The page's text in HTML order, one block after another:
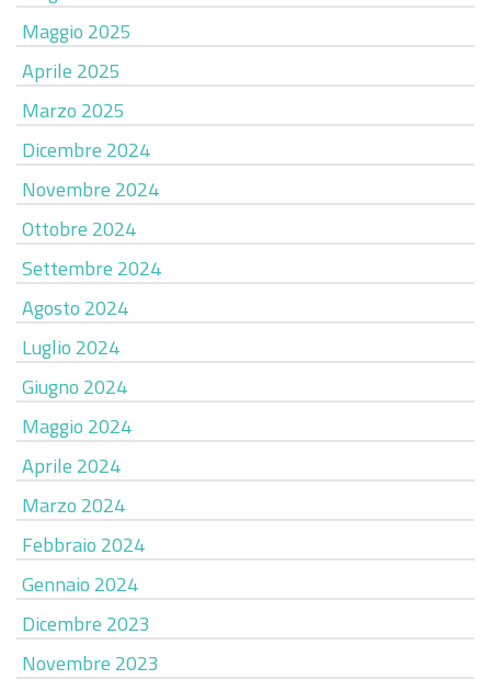
Maggio 2025
Aprile 2025
Marzo 2025
Dicembre 2024
Novembre 2024
Ottobre 2024
Settembre 2024
Agosto 2024
Luglio 2024
Giugno 2024
Maggio 2024
Aprile 2024
Marzo 2024
Febbraio 2024
Gennaio 2024
Dicembre 2023
Novembre 2023